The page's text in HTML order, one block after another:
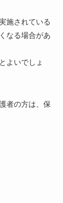
施されている
なる場合があ
よいでしょ
者の方は、保